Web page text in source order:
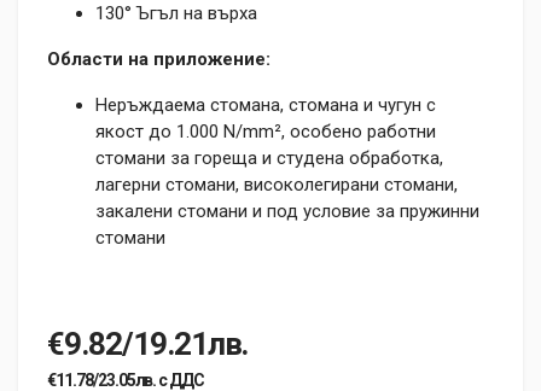
130° Ъгъл на върха
Области на приложение:
Неръждаема стомана, стомана и чугун с
якост до 1.000 N/mm², особено работни
стомани за гореща и студена обработка,
лагерни стомани, високолегирани стомани,
закалени стомани и под условие за пружинни
стомани
€9.82/19.21лв.
€11.78/23.05лв. с ДДС